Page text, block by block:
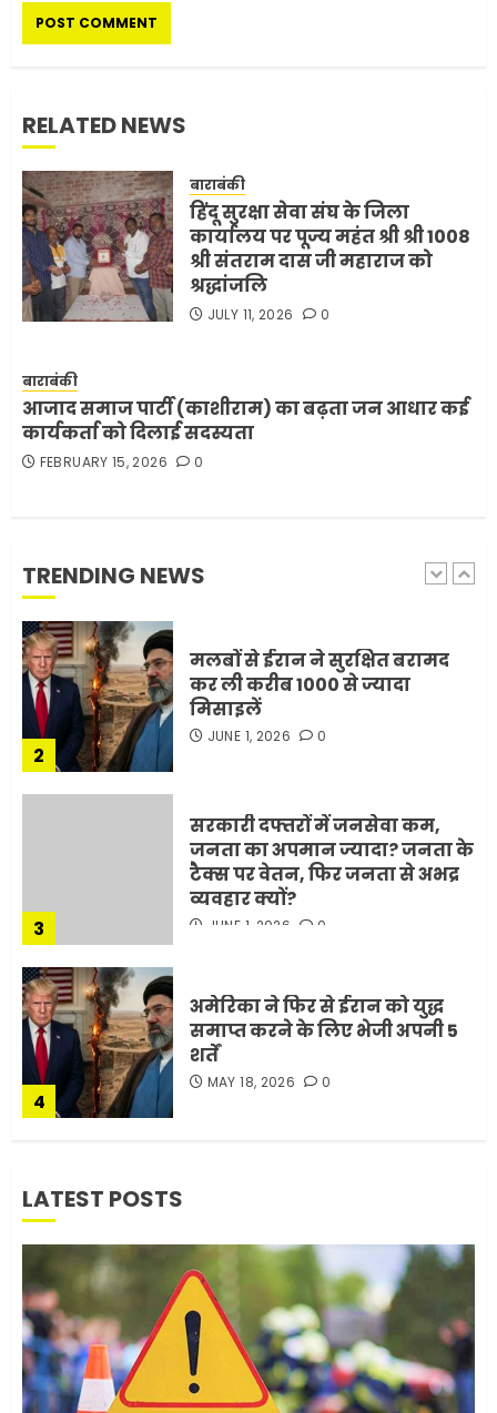
RELATED NEWS
बाराबंकी
हिंदू सुरक्षा सेवा संघ के जिला
कार्यालय पर पूज्य महंत श्री श्री 1008
श्री संतराम दास जी महाराज को
श्रद्धांजलि
JULY 11, 2026 0
बाराबंकी
आजाद समाज पार्टी (काशीराम) का बढ़ता जन आधार कई
कार्यकर्ता को दिलाई सदस्यता
FEBRUARY 15, 2026 0
TRENDING NEWS
4
शर्तें
MAY 18, 2026 0
5
भारत-अमेरिका व्यापार समझौता
1
2
मलबों से ईरान ने सुरक्षित बरामद
कर ली करीब 1000 से ज्यादा
मिसाइलें
JUNE 1, 2026 0
3
सरकारी दफ्तरों में जनसेवा कम,
जनता का अपमान ज्यादा? जनता के
टैक्स पर वेतन, फिर जनता से अभद्र
व्यवहार क्यों?
JUNE 1, 2026 0
4
अमेरिका ने फिर से ईरान को युद्ध
समाप्त करने के लिए भेजी अपनी 5
शर्तें
MAY 18, 2026 0
FEBRUARY 3, 2026 0
मोबाइल की लत: एक खामोश
घातक बीमारी, जो धीरे-धीरे इंसान,
रिश्ते और भविष्य सब कुछ निगल
LATEST POSTS